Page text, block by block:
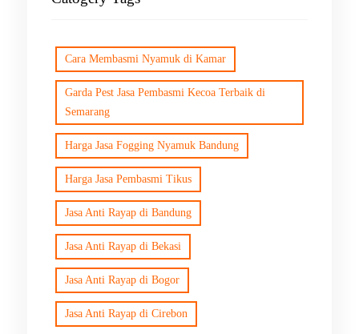
Cara Membasmi Nyamuk di Kamar
Garda Pest Jasa Pembasmi Kecoa Terbaik di
Semarang
Harga Jasa Fogging Nyamuk Bandung
Harga Jasa Pembasmi Tikus
Jasa Anti Rayap di Bandung
Jasa Anti Rayap di Bekasi
Jasa Anti Rayap di Bogor
Jasa Anti Rayap di Cirebon